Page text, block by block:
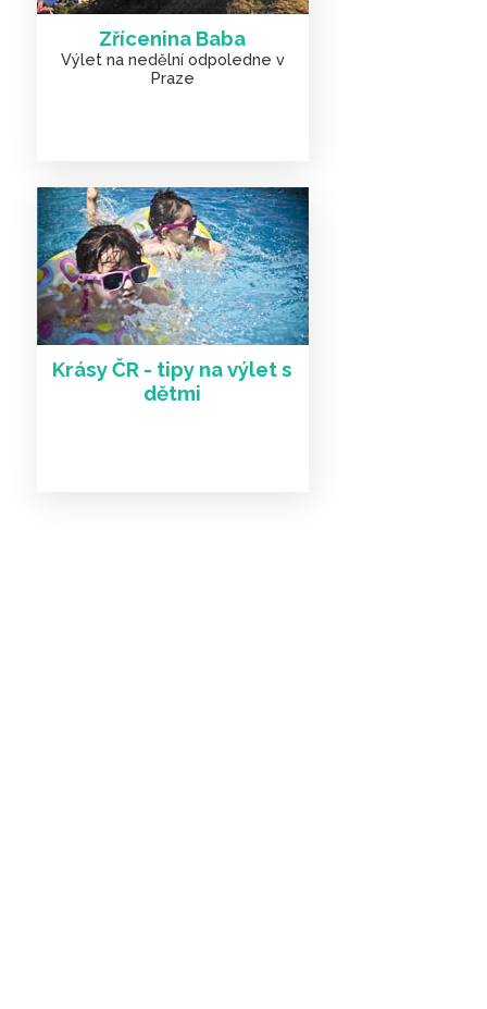
Zřícenina Baba
Výlet na nedělní odpoledne v
Praze
Krásy ČR - tipy na výlet s
dětmi